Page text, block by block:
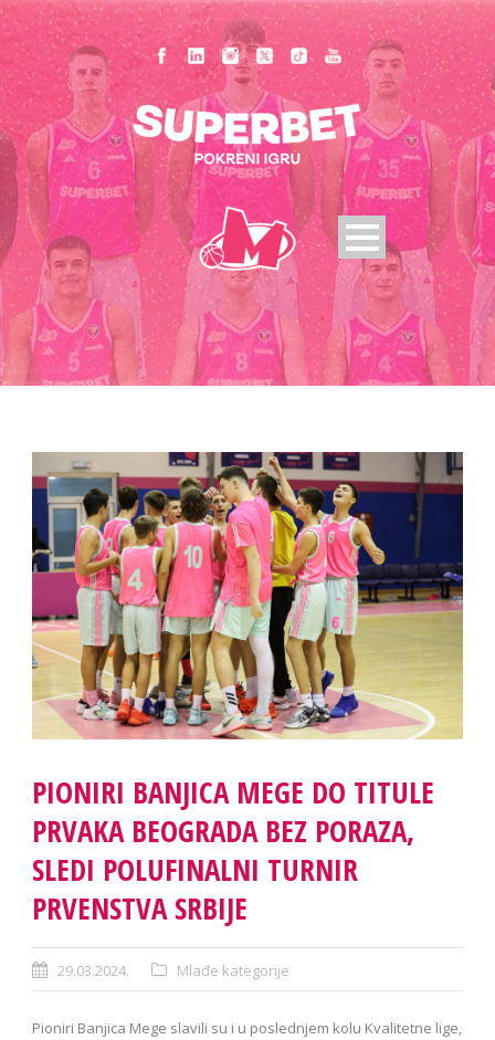
PIONIRI BANJICA MEGE DO TITULE
PRVAKA BEOGRADA BEZ PORAZA,
SLEDI POLUFINALNI TURNIR
PRVENSTVA SRBIJE
29.03.2024. Mlađe kategorije
Pioniri Banjica Mege slavili su i u poslednjem kolu Kvalitetne lige,